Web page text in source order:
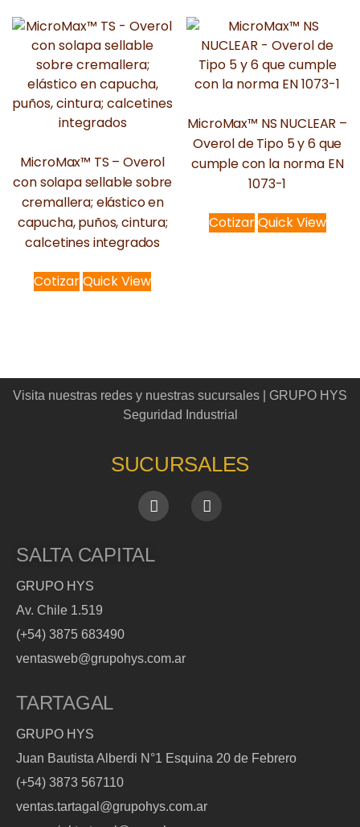
MicroMax™ TS – Overol
con solapa sellable sobre
cremallera; elástico en
capucha, puños, cintura;
calcetines integrados
CotizarQuick View
MicroMax™ NS NUCLEAR –
Overol de Tipo 5 y 6 que
cumple con la norma EN
1073-1
CotizarQuick View
Visita nuestras redes y nuestras sucursales | GRUPO HYS
Seguridad Industrial
SUCURSALES
SALTA CAPITAL
GRUPO HYS
Av. Chile 1.519
(+54) 3875 683490
ventasweb@grupohys.com.ar
TARTAGAL
GRUPO HYS
Juan Bautista Alberdi N°1 Esquina 20 de Febrero
(+54) 3873 567110
ventas.tartagal@grupohys.com.ar